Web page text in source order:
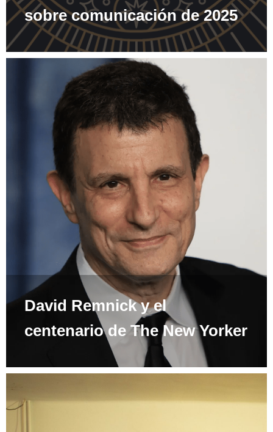
sobre comunicación de 2025
David Remnick y el
centenario de The New Yorker